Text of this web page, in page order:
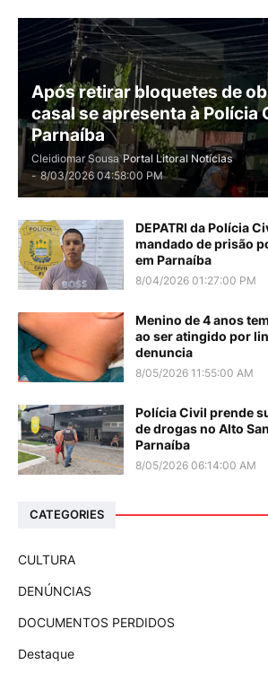
Após retirar bloquetes de
casal se apresenta à Polícia
Parnaíba
Cleidiomar Sousa Portal Litoral Notícias
- 8/03/2026 04:58:00 PM
DEPATRI da Polícia
mandado de prisão
em Parnaíba
8/04/2026 01:27:00 PM
Menino de 4 anos
ao ser atingido por
denuncia
8/05/2026 11:55:00 AM
Polícia Civil prende
de drogas no Alto
Parnaíba
8/05/2026 06:14:00 AM
CATEGORIES
CULTURA
DENÚNCIAS
DOCUMENTOS PERDIDOS
Destaque